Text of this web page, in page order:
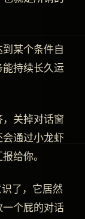
某个条件自
持续长久运
关掉对话窗
通过小龙虾
给你。
了，它居然
个屁的对话